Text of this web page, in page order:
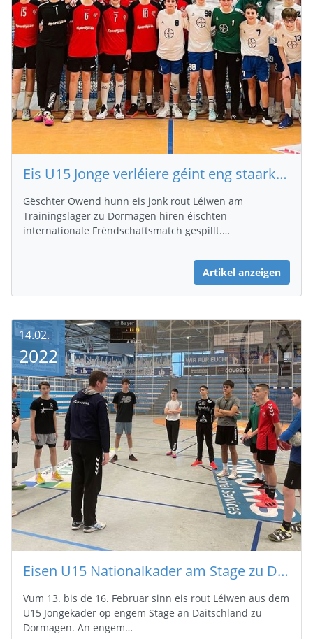
Eis U15 Jonge verléiere géint eng staark Ekipp vun Dormagen (D)
Gëschter Owend hunn eis jonk rout Léiwen am
Trainingslager zu Dormagen hiren éischten
internationale Frëndschaftsmatch gespillt.…
Artikel anzeigen
Eisen U15 Nationalkader am Stage zu Dormagen (D)
Vum 13. bis de 16. Februar sinn eis rout Léiwen aus dem
U15 Jongekader op engem Stage an Däitschland zu
Dormagen. An engem…
14.02.
2022